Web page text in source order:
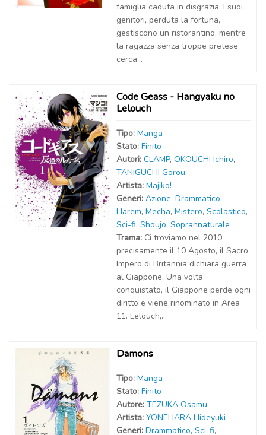
famiglia caduta in disgrazia. I suoi
genitori, perduta la fortuna,
gestiscono un ristorantino, mentre
la ragazza senza troppe pretese
cerca...
Code Geass - Hangyaku no
Lelouch
Tipo: Manga
Stato: Finito
Autori: CLAMP, OKOUCHI Ichiro,
TANIGUCHI Gorou
Artista: Majiko!
Generi: Azione, Drammatico,
Harem, Mecha, Mistero, Scolastico,
Sci-fi, Shoujo, Soprannaturale
Trama: Ci troviamo nel 2010,
precisamente il 10 Agosto, il Sacro
Impero di Britannia dichiara guerra
al Giappone. Una volta
conquistato, il Giappone perde ogni
diritto e viene rinominato in Area
11. Lelouch,...
Damons
Tipo: Manga
Stato: Finito
Autore: TEZUKA Osamu
Artista: YONEHARA Hideyuki
Generi: Drammatico, Sci-fi,